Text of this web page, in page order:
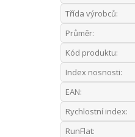
Třída výrobců:
Průměr:
Kód produktu:
Index nosnosti:
EAN:
Rychlostní index:
RunFlat: